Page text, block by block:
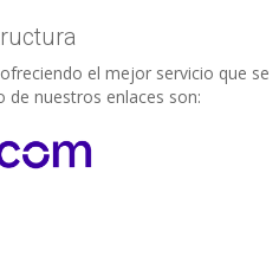
el mejor servicio que se
de nuestros enlaces son: